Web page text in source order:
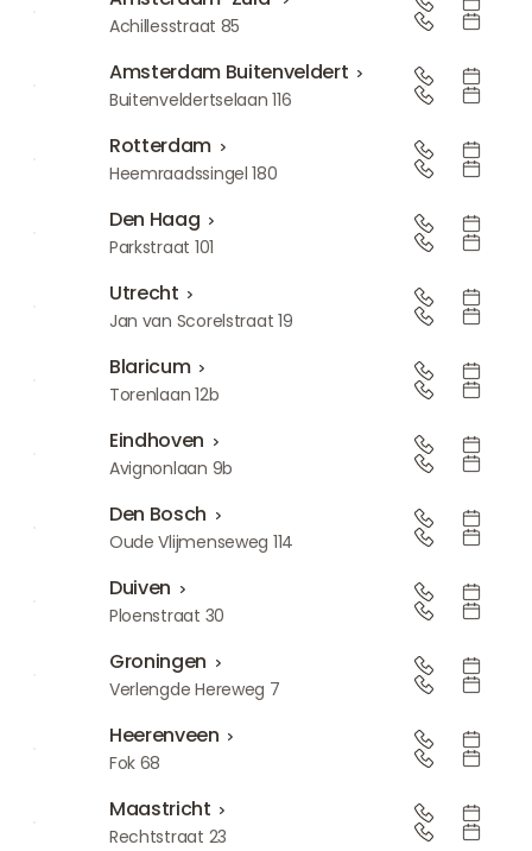
Amsterdam-Zuid
Achillesstraat 85
Amsterdam Buitenveldert
Amsterdam Buitenveldert
Buitenveldertselaan 116
Rotterdam
Rotterdam
Heemraadssingel 180
Den Haag
Den Haag
Parkstraat 101
Utrecht
Jan van Scorelstraat 19
Blaricum
Blaricum
Torenlaan 12b
Eindhoven
Eindhoven
Avignonlaan 9b
Den Bosch
Den Bosch
Oude Vlijmenseweg 114
Duiven
Ploenstraat 30
Groningen
Groningen
Verlengde Hereweg 7
Heerenveen
Heerenveen
Fok 68
Maastricht
Maastricht
Rechtstraat 23